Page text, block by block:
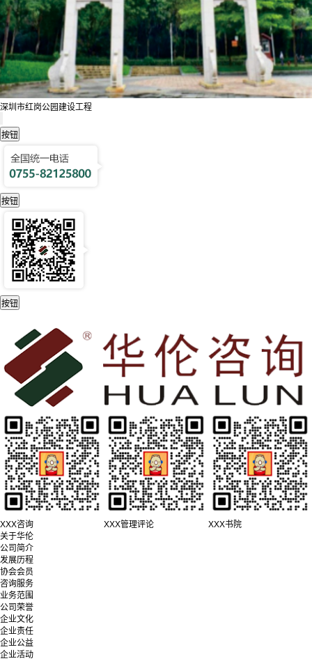
深圳市红岗公园建设工程
XXX咨询 XXX管理评论
XXX书院
关于华伦
公司简介
发展历程
协会会员
咨询服务
业务范围
公司荣誉
企业文化
企业责任
企业公益
企业活动